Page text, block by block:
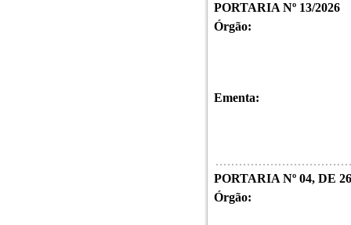
PORTARIA Nº 13/2026
Órgão:
Ementa:
PORTARIA Nº 04, DE
Órgão: